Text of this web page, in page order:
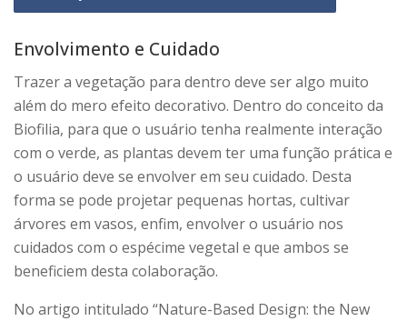
Envolvimento e Cuidado
Trazer a vegetação para dentro deve ser algo muito
além do mero efeito decorativo. Dentro do conceito da
Biofilia, para que o usuário tenha realmente interação
com o verde, as plantas devem ter uma função prática e
o usuário deve se envolver em seu cuidado. Desta
forma se pode projetar pequenas hortas, cultivar
árvores em vasos, enfim, envolver o usuário nos
cuidados com o espécime vegetal e que ambos se
beneficiem desta colaboração.
No artigo intitulado “Nature-Based Design: the New